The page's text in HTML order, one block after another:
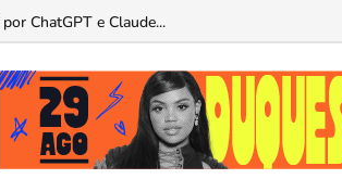
ChatGPT e Claude...